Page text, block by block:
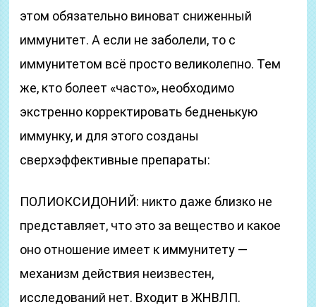
этом обязательно виноват сниженный
иммунитет. А если не заболели, то с
иммунитетом всё просто великолепно. Тем
же, кто болеет «часто», необходимо
экстренно корректировать бедненькую
иммунку, и для этого созданы
сверхэффективные препараты:
ПОЛИОКСИДОНИЙ: никто даже близко не
представляет, что это за вещество и какое
оно отношение имеет к иммунитету —
механизм действия неизвестен,
исследований нет. Входит в ЖНВЛП.